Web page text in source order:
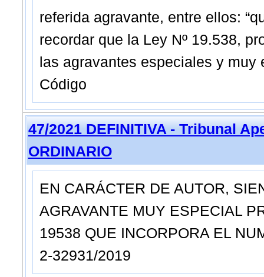
referida agravante, entre ellos:
recordar que la Ley Nº 19.538,
las agravantes especiales y
Código
47/2021 DEFINITIVA - Tribunal
ORDINARIO
EN CARÁCTER DE AUTOR,
AGRAVANTE MUY ESPECIAL
19538 QUE INCORPORA EL
2-32931/2019